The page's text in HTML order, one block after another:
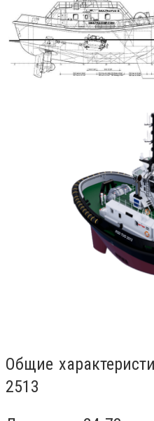
Общие
2513